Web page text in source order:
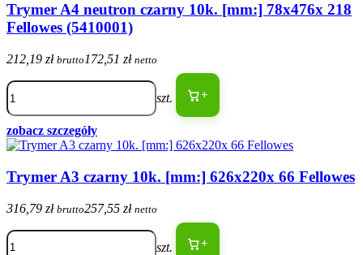
Trymer A4 neutron czarny 10k. [mm:] 78x476x 218
Fellowes (5410001)
212,19 zł brutto 172,51 zł netto
szt. +
zobacz szczegóły
Trymer A3 czarny 10k. [mm:] 626x220x 66 Fellowes
316,79 zł brutto257,55 zł netto
szt. +